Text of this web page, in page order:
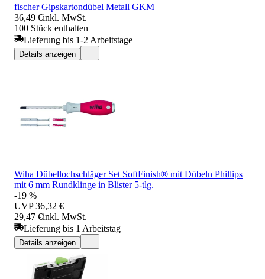
fischer Gipskartondübel Metall GKM
36,49 €inkl. MwSt.
100 Stück enthalten
Lieferung bis 1-2 Arbeitstage
Details anzeigen
Wiha Dübellochschläger Set SoftFinish® mit Dübeln Phillips
mit 6 mm Rundklinge in Blister 5-tlg.
-19 %
UVP 36,32 €
29,47 €inkl. MwSt.
Lieferung bis 1 Arbeitstag
Details anzeigen